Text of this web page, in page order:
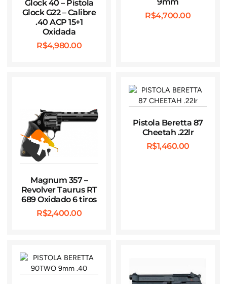
Glock 40 – Pistola
Glock G22 – Calibre
.40 ACP 15+1
Oxidada
R$4,980.00
R$4,700.00
Magnum 357 –
Revolver Taurus RT
689 Oxidado 6 tiros
R$2,400.00
Pistola Beretta 87
Cheetah .22lr
R$1,460.00